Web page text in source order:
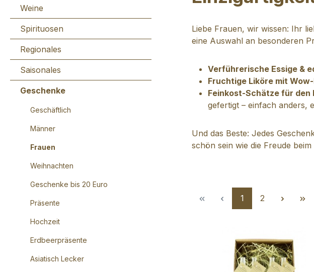
Weine
Spirituosen
Regionales
Saisonales
Geschenke
Geschäftlich
Männer
Frauen
Weihnachten
Geschenke bis 20 Euro
Präsente
Hochzeit
Erdbeerpräsente
Asiatisch Lecker
Liebe Frauen, wir wissen: Ihr
eine Auswahl an besonderen
Verführerische Essige &
Fruchtige Liköre mit
Feinkost-Schätze für den
gefertigt – einfach anders,
Und das Beste: Jedes
schön sein wie die Freude
Seite
1 Seite
2